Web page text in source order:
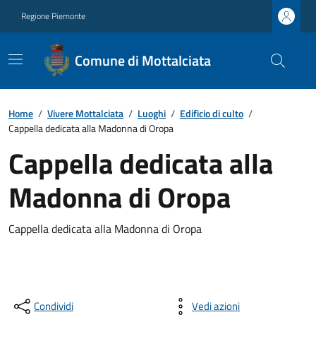
Regione Piemonte
Comune di Mottalciata
Home / Vivere Mottalciata / Luoghi / Edificio di culto /
Cappella dedicata alla Madonna di Oropa
Cappella dedicata alla
Madonna di Oropa
Cappella dedicata alla Madonna di Oropa
Condividi Vedi azioni